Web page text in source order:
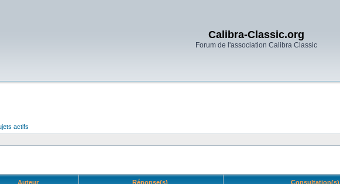
Calibra-Classic.org
Forum de l'association Calibra Classic
actifs
Auteur Réponse(s) Consultation(s)